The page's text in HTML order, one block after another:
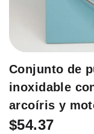
Saltar
principio
de
galería
Conjunto de
inoxidable
arcoíris y
$54.37